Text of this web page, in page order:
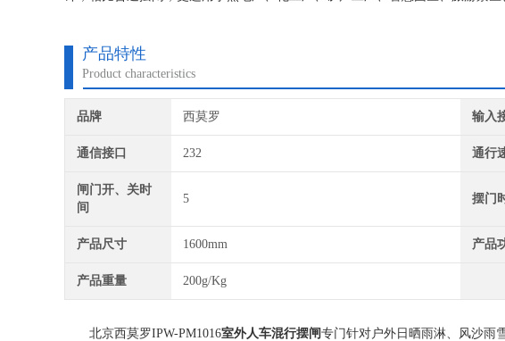
产品特性
Product characteristics
品牌 西莫罗 输入
通信接口 232 通行
闸门开、关时
间
5 摆门
产品尺寸 1600mm 产品
产品重量 200g/Kg
北京西莫罗IPW-PM1016室外人车混行摆闸专门针对户外日晒雨淋、风沙雨